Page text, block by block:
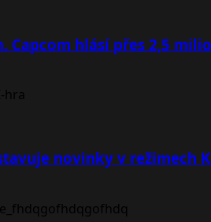
Capcom hlásí přes 2,5
novinky v režimech